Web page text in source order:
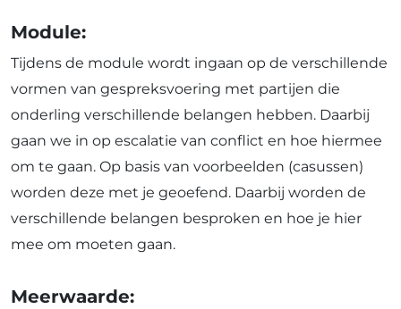
Module:
Tijdens de module wordt ingaan op de verschillende
vormen van gespreksvoering met partijen die
onderling verschillende belangen hebben. Daarbij
gaan we in op escalatie van conflict en hoe hiermee
om te gaan. Op basis van voorbeelden (casussen)
worden deze met je geoefend. Daarbij worden de
verschillende belangen besproken en hoe je hier
mee om moeten gaan.
Meerwaarde: